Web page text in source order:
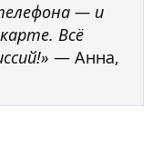
— и
Всё
— Анна,